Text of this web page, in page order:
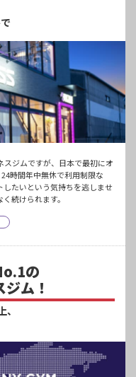
ジムですが、日本で最初にオ
時間年中無休で利用制限な
たいという気持ちを逃しませ
続けられます。
の
ム！